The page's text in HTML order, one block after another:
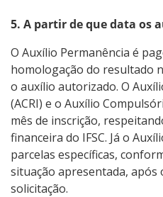
5. A partir de que data os
O Auxílio Permanência é
homologação do resultado
o auxílio autorizado. O
(ACRI) e o Auxílio
mês de inscrição,
financeira do IFSC. Já o
parcelas específicas,
situação apresentada, após
solicitação.